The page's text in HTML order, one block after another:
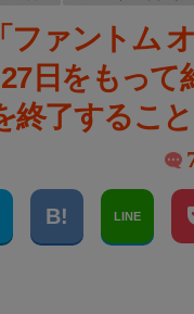
ファントム
日をもって
終了するこ
LINE